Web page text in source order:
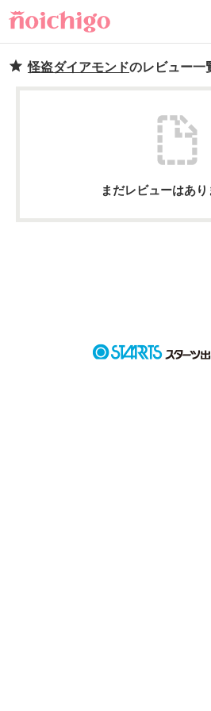
怪盗ダイアモンドのレビュー一
まだレビューはあり